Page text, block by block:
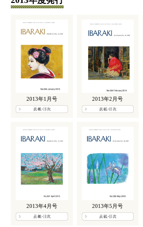
2013年1月号 2013年2月号
2013年4月号 2013年5月号